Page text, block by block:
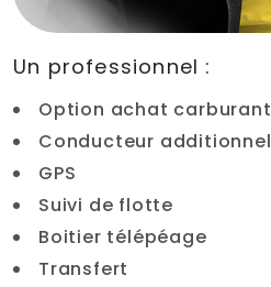
Un professionnel :
Option achat carburant
Conducteur additionnel
GPS
Suivi de flotte
Boitier télépéage
Transfert